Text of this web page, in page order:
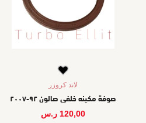
لاند كروزر
صوفة مكينه خلفي صالون ٩٢-٢٠٠٧
120,00 ر.س